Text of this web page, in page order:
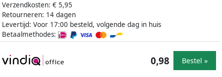
Verzendkosten: € 5,95
Retourneren: 14 dagen
Levertijd: Voor 17:00 besteld, volgende dag in huis
Betaalmethodes:
0,98 Bestel »